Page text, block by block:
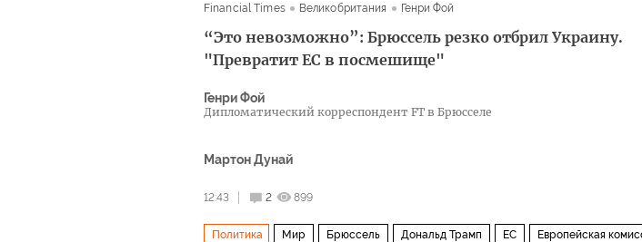
Financial Times Великобритания Генри Фой
“Это невозможно”: Брюссель резко отбрил Украину.
"Превратит ЕС в посмешище"
Генри Фой
Дипломатический корреспондент FT в Брюсселе
Мартон Дунай
12:43 2 899
Политика Мир Брюссель Дональд Трамп ЕС Европейская